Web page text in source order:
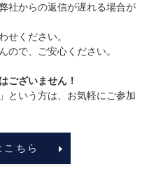
社からの返信が遅れる場合が
せください。
ので、ご安心ください。
ございません！
という方は、お気軽にご参加
ちら